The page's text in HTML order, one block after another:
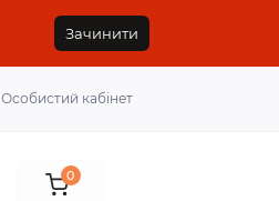
Зачинити
Особистий кабінет
0